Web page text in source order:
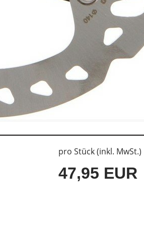
pro Stück (inkl. MwSt.)
47,95 EUR